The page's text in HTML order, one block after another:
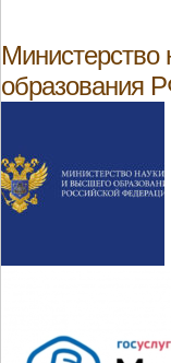
Министерство
образования